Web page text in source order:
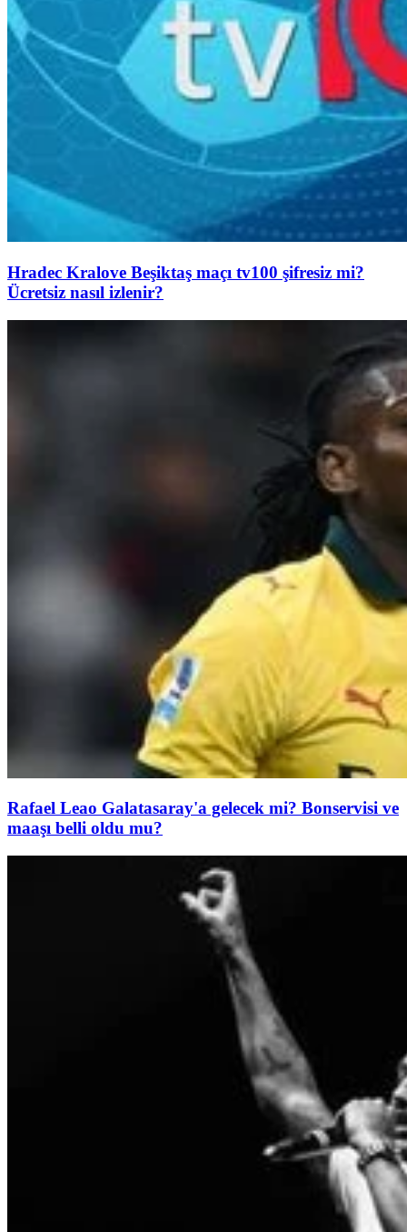
Hradec Kralove Beşiktaş maçı tv100 şifresiz mi?
Ücretsiz nasıl izlenir?
Rafael Leao Galatasaray'a gelecek mi? Bonservisi ve
maaşı belli oldu mu?